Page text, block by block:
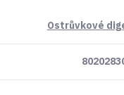
Ostrůvkové